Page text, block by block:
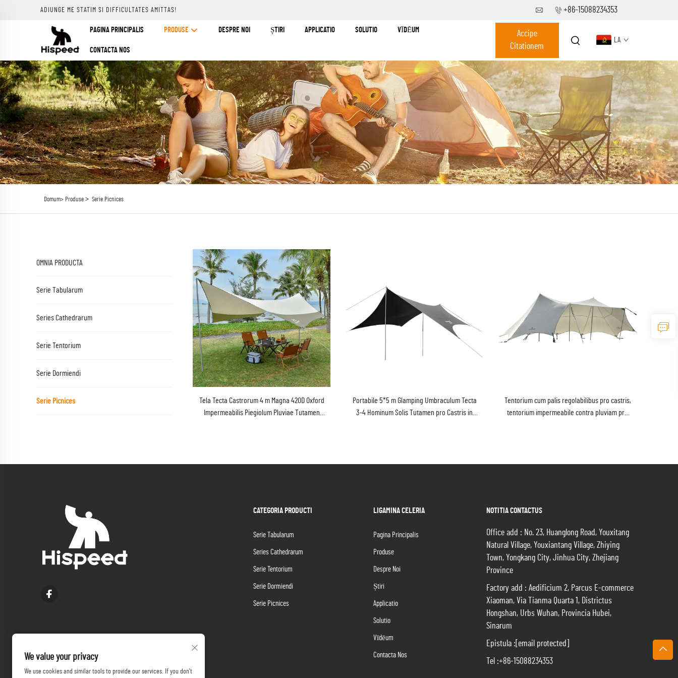
ADIUNGE ME STATIM SI DIFFICULTATES AMITTAS! +86-15088234353
PAGINA PRINCIPALIS PRODUSE DESPRE NOI ȘTIRI APPLICATIO SOLUTIO VĪDĒUM
CONTACTA NOS
Accipe
Citationem
LA
Domum> Produse > Serie Picnices
OMNIA PRODUCTA
Serie Tabularum
Series Cathedrarum
Serie Tentorium
Serie Dormiendi
Serie Picnices
Tela Tecta Castrorum 4 m Magna 420D Oxford
Impermeabilis Piegiolum Pluviae Tutamen
Portabile 5*5 m Glamping Umbraculum Tecta
3-4 Hominum Solis Tutamen pro Castris in
Tentorium cum palis regolabilibus pro castris,
tentorium impermeabile contra pluviam pro
CATEGORIA PRODUCTI
Serie Tabularum
Series Cathedrarum
Serie Tentorium
Serie Dormiendi
Serie Picnices
LIGAMINA CELERIA
Pagina Principalis
Produse
Despre Noi
Știri
Applicatio
Solutio
Vīdēum
Contacta Nos
NOTITIA CONTACTUS
Office add : No. 23, Huanglong Road, Youxitang
Natural Village, Youxiantang Village, Zhiying
Town, Yongkang City, Jinhua City, Zhejiang
Province
Factory add : Aedificium 2, Parcus E-commerce
Xiaoman, Via Tianma Quarta 1, Districtus
Hongshan, Urbs Wuhan, Provincia Hubei,
Sinarum
Epistula : [email protected]
Tel :+86-15088234353
We value your privacy
We use cookies and similar tools to provide our services. If you don't